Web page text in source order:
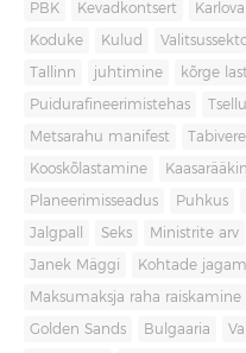
PBK Kevadkontsert
Koduke Kulud
Tallinn juhtimine kõrge
Puidurafineerimistehas
Metsarahu manifest Tabivere
Kooskõlastamine
Planeerimisseadus Puhkus
Jalgpall Seks Ministrite arv
Janek Mäggi Kohtade
Maksumaksja raha raiskamine
Golden Sands Bulgaaria